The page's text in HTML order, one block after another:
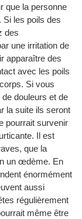
que la personne
les poils des
des
une irritation de
apparaître des
avec les poils
Si vous
douleurs et de
la suite ils seront
pourrait survenir
Il est
que la
un œdème. En
énormément
aussi
régulièrement
même être